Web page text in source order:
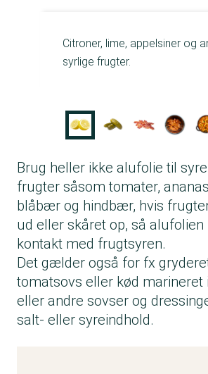
Citroner, lime, appelsiner og
syrlige frugter.
Brug heller ikke alufolie til
frugter såsom tomater,
blåbær og hindbær, hvis
ud eller skåret op, så
kontakt med frugtsyren.
Det gælder også for fx
tomatsovs eller kød marineret
eller andre sovser og
salt- eller syreindhold.